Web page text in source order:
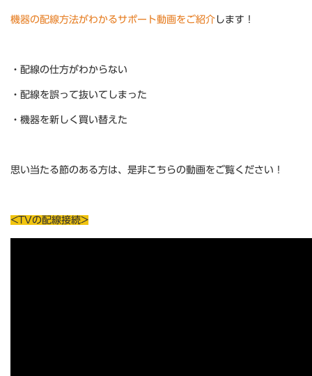
機器の配線方法がわかるサポート動画をご紹介 します！
・配線の仕方がわからない
・配線を誤って抜いてしまった
・機器を新しく買い替えた
思い当たる節のある方は、是非こちらの動画をご覧ください！
<TVの配線接続>